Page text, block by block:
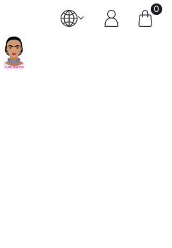
0